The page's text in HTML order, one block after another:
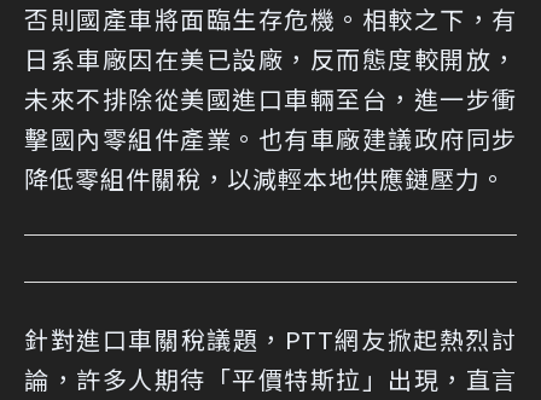
否則國產車將面臨生存危機。相較之下，有
日系車廠因在美已設廠，反而態度較開放，
未來不排除從美國進口車輛至台，進一步衝
擊國內零組件產業。也有車廠建議政府同步
降低零組件關稅，以減輕本地供應鏈壓力。
針對進口車關稅議題， PTT網友掀起熱烈討
論，許多人期待「平價特斯拉」出現，直言